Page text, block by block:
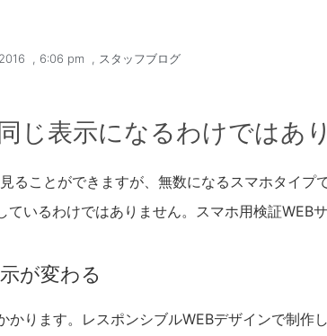
6:06 pm スタッフブログ
じ表示になるわけではあ
ることができますが、無数になるスマホタイプ
いるわけではありません。スマホ用検証WEBサ
が変わる
ります。レスポンシブルWEBデザインで制作